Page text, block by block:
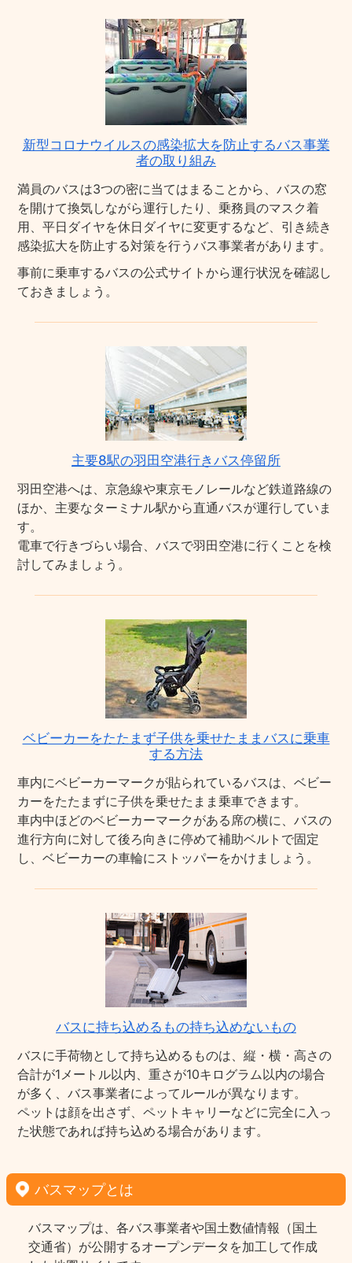
新型コロナウイルスの感染拡大を防止するバス事業
者の取り組み
満員のバスは3つの密に当てはまることから、バスの窓
を開けて換気しながら運行したり、乗務員のマスク着
用、平日ダイヤを休日ダイヤに変更するなど、引き続き
感染拡大を防止する対策を行うバス事業者があります。
事前に乗車するバスの公式サイトから運行状況を確認し
ておきましょう。
主要8駅の羽田空港行きバス停留所
羽田空港へは、京急線や東京モノレールなど鉄道路線の
ほか、主要なターミナル駅から直通バスが運行していま
す。
電車で行きづらい場合、バスで羽田空港に行くことを検
討してみましょう。
ベビーカーをたたまず子供を乗せたままバスに乗車
する方法
車内にベビーカーマークが貼られているバスは、ベビー
カーをたたまずに子供を乗せたまま乗車できます。
車内中ほどのベビーカーマークがある席の横に、バスの
進行方向に対して後ろ向きに停めて補助ベルトで固定
し、ベビーカーの車輪にストッパーをかけましょう。
バスに持ち込めるもの持ち込めないもの
バスに手荷物として持ち込めるものは、縦・横・高さの
合計が1メートル以内、重さが10キログラム以内の場合
が多く、バス事業者によってルールが異なります。
ペットは顔を出さず、ペットキャリーなどに完全に入っ
た状態であれば持ち込める場合があります。
バスマップとは
バスマップは、各バス事業者や国土数値情報（国土
交通省）が公開するオープンデータを加工して作成